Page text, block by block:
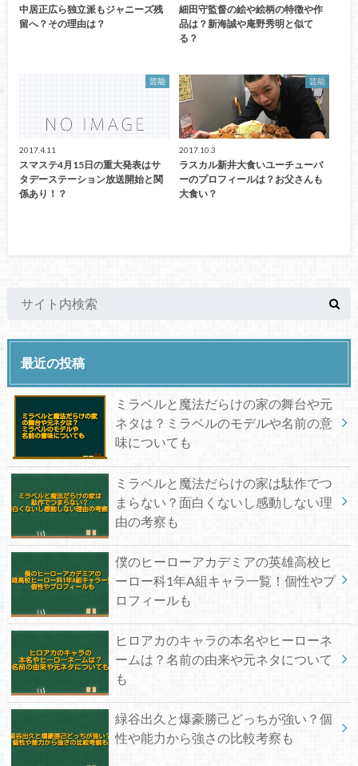
中居正広ら独立派もジャニーズ残
留へ？その理由は？
細田守監督の絵や絵柄の特徴や作
品は？新海誠や庵野秀明と似て
る？
芸能
2017.4.11
スマステ4月15日の重大発表はサ
タデーステーション放送開始と関
係あり！？
芸能
2017.10.3
ラスカル新井大食いユーチューバ
ーのプロフィールは？お父さんも
大食い？
最近の投稿
ミラベルと魔法だらけの家の舞台や元
ネタは？ミラベルのモデルや名前の意
味についても
ミラベルと魔法だらけの家は駄作でつ
まらない？面白くないし感動しない理
由の考察も
僕のヒーローアカデミアの英雄高校ヒ
ーロー科1年A組キャラ一覧！個性やプ
ロフィールも
ヒロアカのキャラの本名やヒーローネ
ームは？名前の由来や元ネタについて
も
緑谷出久と爆豪勝己どっちが強い？個
性や能力から強さの比較考察も